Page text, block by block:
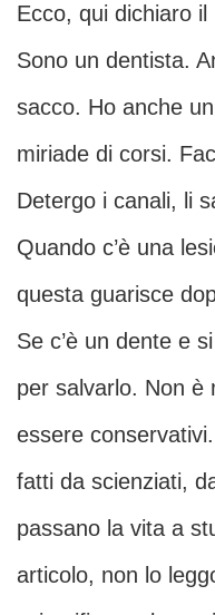
Ecco, qui dichiaro
Sono un dentista.
sacco. Ho anche
miriade di corsi.
Detergo i canali, li
Quando c’è una
questa guarisce
Se c’è un dente e
per salvarlo. Non è
essere
fatti da scienziati,
passano la vita a
articolo, non lo